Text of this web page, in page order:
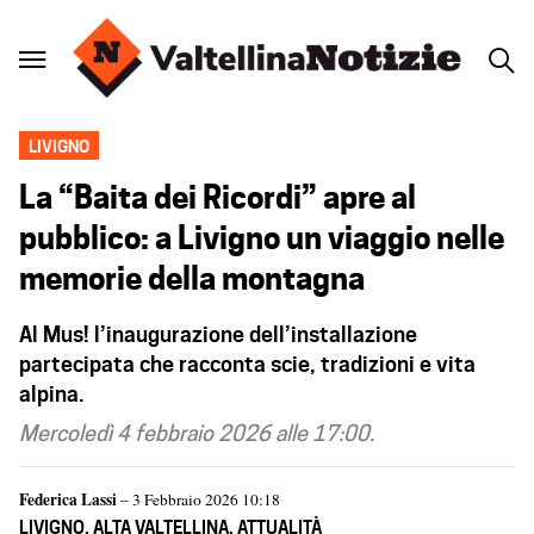
LIVIGNO
La “Baita dei Ricordi” apre al
pubblico: a Livigno un viaggio nelle
memorie della montagna
Al Mus! l’inaugurazione dell’installazione
partecipata che racconta scie, tradizioni e vita
alpina.
Mercoledì 4 febbraio 2026 alle 17:00.
Federica Lassi– 3 Febbraio 2026 10:18
LIVIGNO, ALTA VALTELLINA, ATTUALITÀ